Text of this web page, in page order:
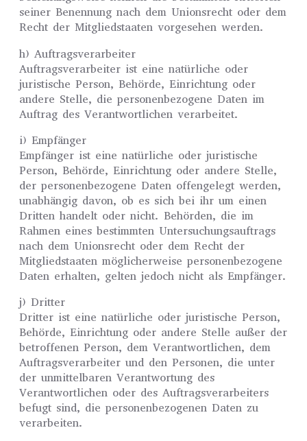
seiner Benennung nach dem Unionsrecht oder dem
Recht der Mitgliedstaaten vorgesehen werden.
h) Auftragsverarbeiter
Auftragsverarbeiter ist eine natürliche oder
juristische Person, Behörde, Einrichtung oder
andere Stelle, die personenbezogene Daten im
Auftrag des Verantwortlichen verarbeitet.
i) Empfänger
Empfänger ist eine natürliche oder juristische
Person, Behörde, Einrichtung oder andere Stelle,
der personenbezogene Daten offengelegt werden,
unabhängig davon, ob es sich bei ihr um einen
Dritten handelt oder nicht. Behörden, die im
Rahmen eines bestimmten Untersuchungsauftrags
nach dem Unionsrecht oder dem Recht der
Mitgliedstaaten möglicherweise personenbezogene
Daten erhalten, gelten jedoch nicht als Empfänger.
j) Dritter
Dritter ist eine natürliche oder juristische Person,
Behörde, Einrichtung oder andere Stelle außer der
betroffenen Person, dem Verantwortlichen, dem
Auftragsverarbeiter und den Personen, die unter
der unmittelbaren Verantwortung des
Verantwortlichen oder des Auftragsverarbeiters
befugt sind, die personenbezogenen Daten zu
verarbeiten.